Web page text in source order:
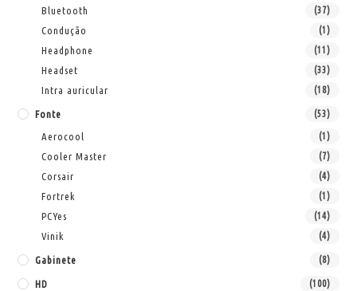
Bluetooth (37)
Condução (1)
Headphone (11)
Headset (33)
Intra auricular (18)
Fonte (53)
Aerocool (1)
Cooler Master (7)
Corsair (4)
Fortrek (1)
PCYes (14)
Vinik (4)
Gabinete (8)
HD (100)